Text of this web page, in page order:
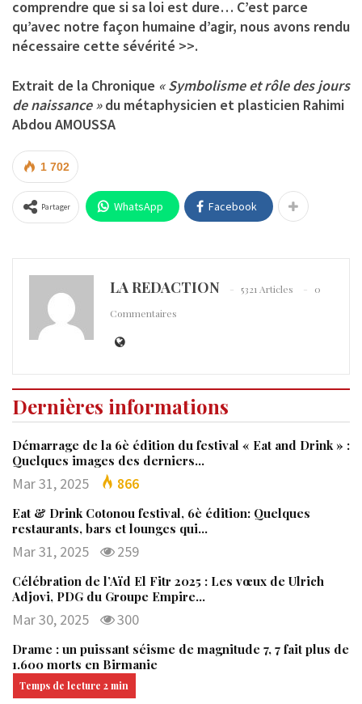
comprendre que si sa loi est dure… C’est parce
qu’avec notre façon humaine d’agir, nous avons rendu
nécessaire cette sévérité >>.
Extrait de la Chronique « Symbolisme et rôle des jours
de naissance »du métaphysicien et plasticien Rahimi
Abdou AMOUSSA
1 702
Partager WhatsApp Facebook
LA REDACTION 5321 Articles
0
Commentaires
Dernières informations
Démarrage de la 6è édition du festival « Eat and Drink » :
Quelques images des derniers…
Mar 31, 2025 866
Eat & Drink Cotonou festival, 6è édition: Quelques
restaurants, bars et lounges qui…
Mar 31, 2025 259
Célébration de l’Aïd El Fitr 2025 : Les vœux de Ulrich
Adjovi, PDG du Groupe Empire…
Mar 30, 2025 300
Drame : un puissant séisme de magnitude 7, 7 fait plus de
1.600 morts en Birmanie